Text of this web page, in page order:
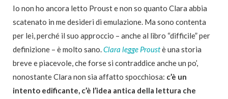
Io non ho ancora letto Proust e non so quanto Clara abbia
scatenato in me desideri di emulazione. Ma sono contenta
per lei, perché il suo approccio – anche al libro “difficile” per
definizione – è molto sano.Clara legge Proustè una storia
breve e piacevole, che forse si contraddice anche un po’,
nonostante Clara non sia affatto spocchiosa: c’è un
intento edificante, c’è l’idea antica della lettura che